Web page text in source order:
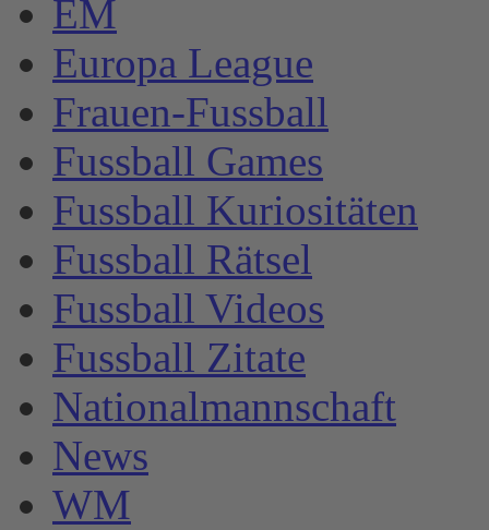
EM
Europa League
Frauen-Fussball
Fussball Games
Fussball Kuriositäten
Fussball Rätsel
Fussball Videos
Fussball Zitate
Nationalmannschaft
News
WM